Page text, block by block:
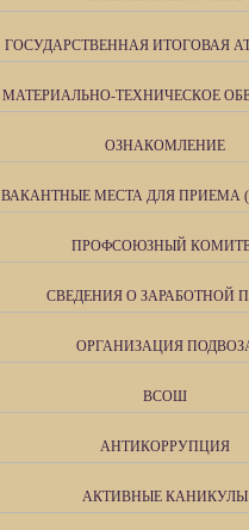
ГОСУДАРСТВЕННАЯ ИТОГОВАЯ
МАТЕРИАЛЬНО-ТЕХНИЧЕСКОЕ
ОЗНАКОМЛЕНИЕ
ВАКАНТНЫЕ МЕСТА ДЛЯ ПРИЕМА
ПРОФСОЮЗНЫЙ
СВЕДЕНИЯ О ЗАРАБОТНОЙ
ОРГАНИЗАЦИЯ
ВСОШ
АНТИКОРРУПЦИЯ
АКТИВНЫЕ КАНИКУЛЫ